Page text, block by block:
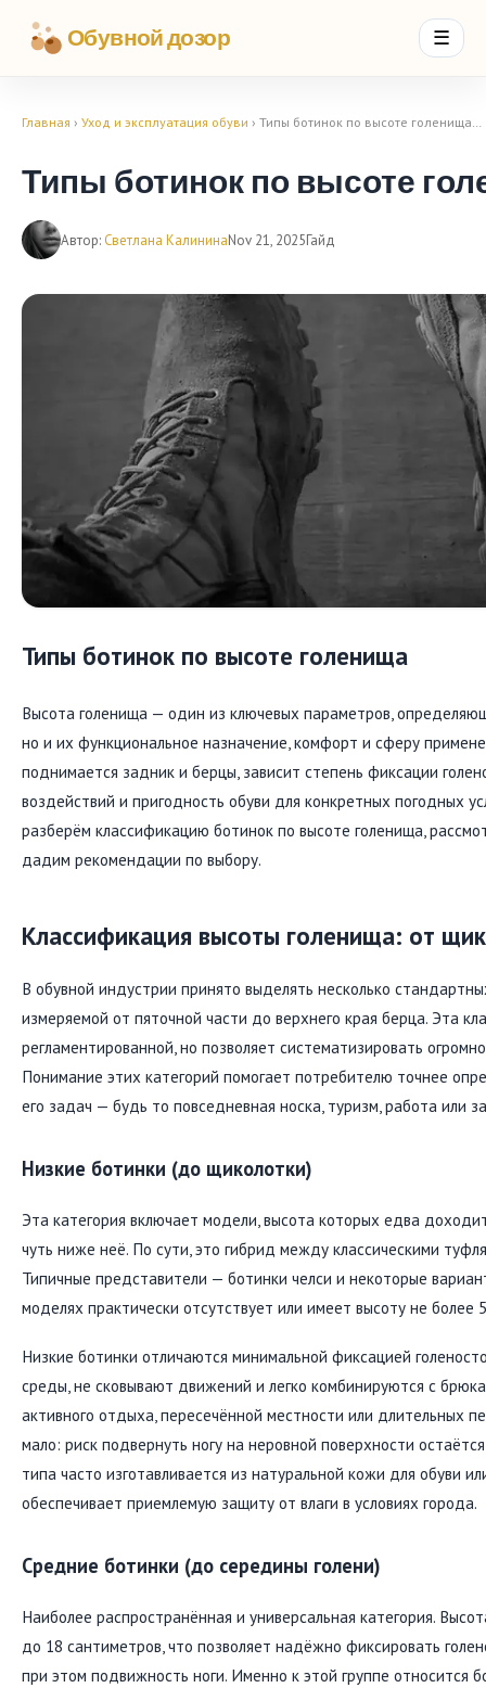
Обувной дозор ☰
Главная › Уход и эксплуатация обуви › Типы ботинок по высоте голенища…
Типы ботинок по высоте
Автор: Светлана КалининаNov 21, 2025Гайд
Типы ботинок по высоте голенища
Высота голенища — один из ключевых параметров,
но и их функциональное назначение, комфорт и сферу
поднимается задник и берцы, зависит степень фиксации
воздействий и пригодность обуви для конкретных погодных
разберём классификацию ботинок по высоте голенища,
дадим рекомендации по выбору.
Классификация высоты голенища: от
В обувной индустрии принято выделять несколько
измеряемой от пяточной части до верхнего края берца. Эта
регламентированной, но позволяет систематизировать
Понимание этих категорий помогает потребителю точнее
его задач — будь то повседневная носка, туризм, работа или
Низкие ботинки (до щиколотки)
Эта категория включает модели, высота которых едва
чуть ниже неё. По сути, это гибрид между классическими
Типичные представители — ботинки челси и некоторые
моделях практически отсутствует или имеет высоту не более
Низкие ботинки отличаются минимальной фиксацией
среды, не сковывают движений и легко комбинируются с
активного отдыха, пересечённой местности или длительных
мало: риск подвернуть ногу на неровной поверхности
типа часто изготавливается из натуральной кожи для обуви
обеспечивает приемлемую защиту от влаги в условиях города.
Средние ботинки (до середины голени)
Наиболее распространённая и универсальная категория.
до 18 сантиметров, что позволяет надёжно фиксировать
при этом подвижность ноги. Именно к этой группе относится